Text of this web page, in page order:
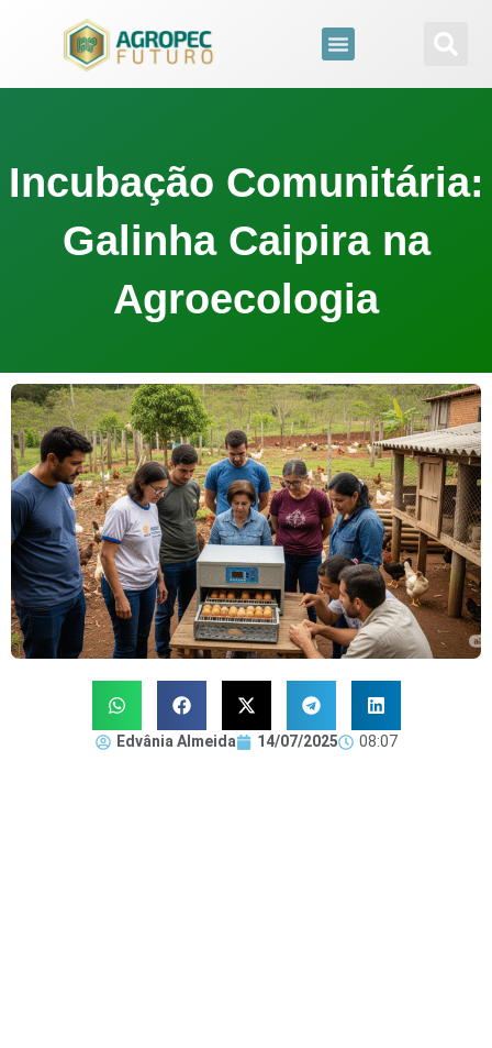
conteúdo
Incubação Comunitária:
Galinha Caipira na
Agroecologia
Edvânia Almeida 14/07/2025 08:07